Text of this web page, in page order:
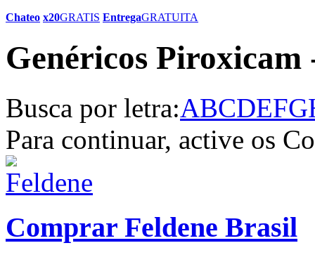
Chateo x20GRATIS EntregaGRATUITA
Genéricos Piroxicam
Busca por letra:ABCDEFG
Para continuar, active os
Comprar Feldene Brasil